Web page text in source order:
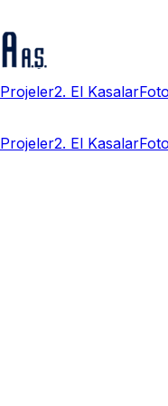
Projeler2. El Kasalar
Projeler2. El Kasalar